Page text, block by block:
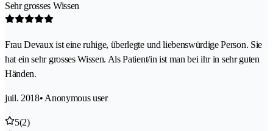
Sehr grosses Wissen
Frau Devaux ist eine ruhige, überlegte und liebenswürdige Person. Sie
hat ein sehr grosses Wissen. Als Patient/in ist man bei ihr in sehr guten
Händen.
juil. 2018• Anonymous user
5(2)